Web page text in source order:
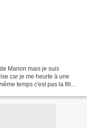
Manon mais je suis
car je me heurte à une
temps c'est pas la fille